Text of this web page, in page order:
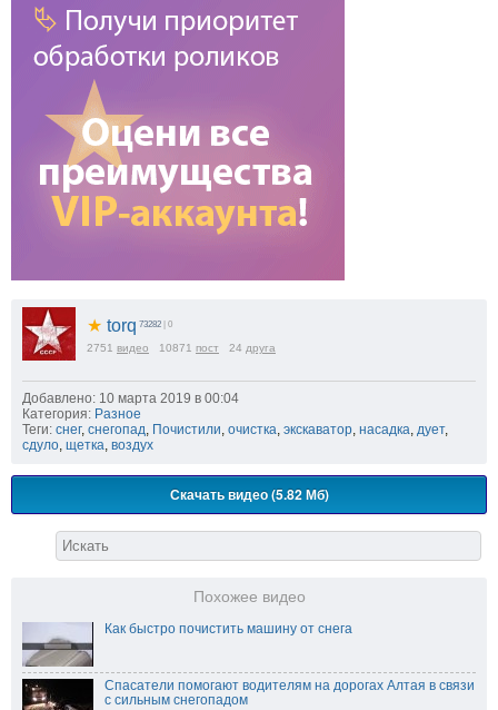
★ torq 73282 | 0
2751 видео 10871 пост 24 друга
Добавлено: 10 марта 2019 в 00:04
Категория: Разное
Теги: снег, снегопад, Почистили, очистка, экскаватор, насадка, дует,
сдуло, щетка, воздух
Скачать видео (5.82 Мб)
Похожее видео
Как быстро почистить машину от снега
Спасатели помогают водителям на дорогах Алтая в связи
с сильным снегопадом